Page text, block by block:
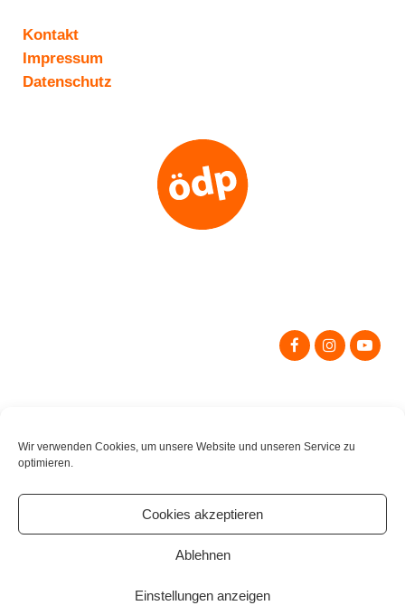
Wir verwenden Cookies, um unsere Website und unseren Service zu
optimieren.
Cookies akzeptieren
Ablehnen
Einstellungen anzeigen
Kontakt
Impressum
Datenschutz